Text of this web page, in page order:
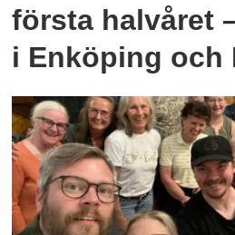
första halvåret
i Enköping och